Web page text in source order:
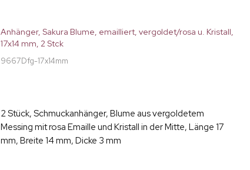
Anhänger, Sakura Blume, emailliert, vergoldet/rosa u. Kristall,
17x14 mm, 2 Stck
9667Dfg-17x14mm
2 Stück, Schmuckanhänger, Blume aus vergoldetem
Messing mit rosa Emaille und Kristall in der Mitte, Länge 17
mm, Breite 14 mm, Dicke 3 mm